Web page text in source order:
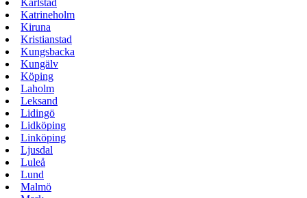
Karlstad
Katrineholm
Kiruna
Kristianstad
Kungsbacka
Kungälv
Köping
Laholm
Leksand
Lidingö
Lidköping
Linköping
Ljusdal
Luleå
Lund
Malmö